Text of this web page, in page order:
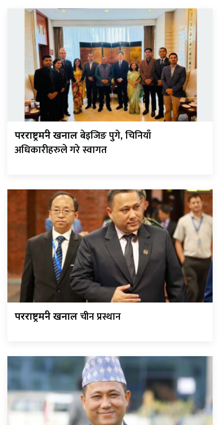
परराष्ट्रमन्त्री खनालबेइजिङ पुगे, चिनियाँ
अधिकारीहरुले गरे स्वागत
परराष्ट्रमन्त्री खनालचीन प्रस्थान